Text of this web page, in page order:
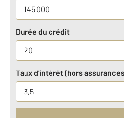
Durée du crédit
Taux d'intérêt (hors